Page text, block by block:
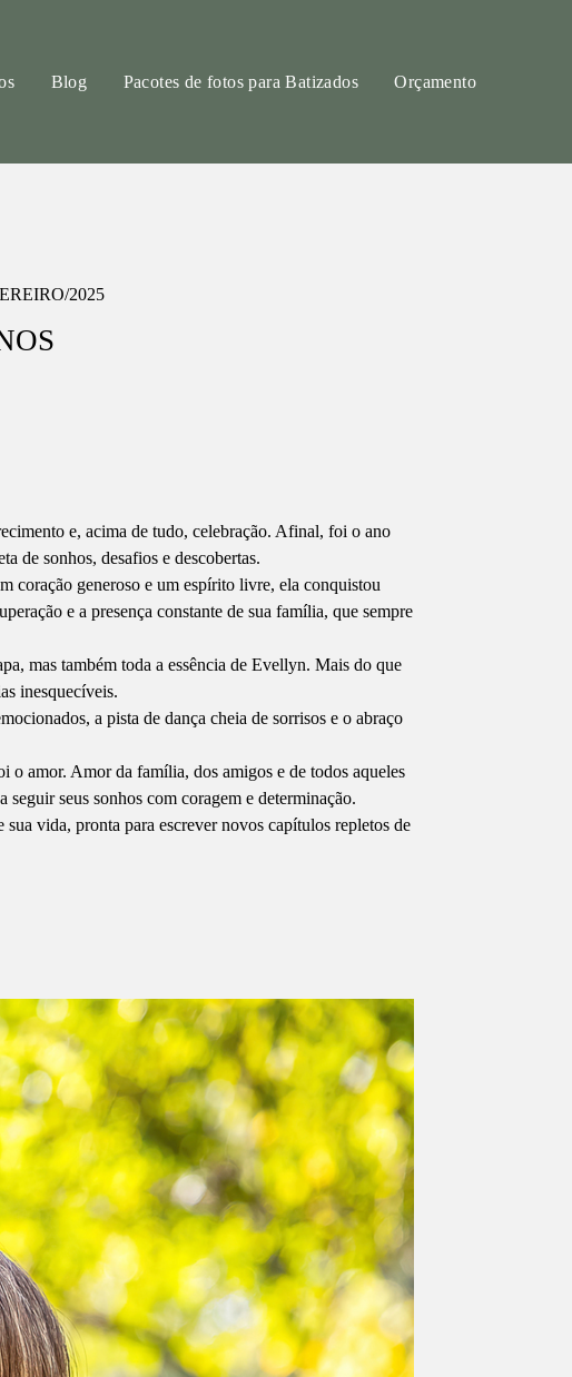
Blog Pacotes de fotos para Batizados Orçamento
2025
e, acima de tudo, celebração. Afinal, foi o ano
de sonhos, desafios e descobertas.
coração generoso e um espírito livre, ela conquistou
e a presença constante de sua família, que sempre
mas também toda a essência de Evellyn. Mais do que
inesquecíveis.
a pista de dança cheia de sorrisos e o abraço
o amor. Amor da família, dos amigos e de todos aqueles
seus sonhos com coragem e determinação.
vida, pronta para escrever novos capítulos repletos de